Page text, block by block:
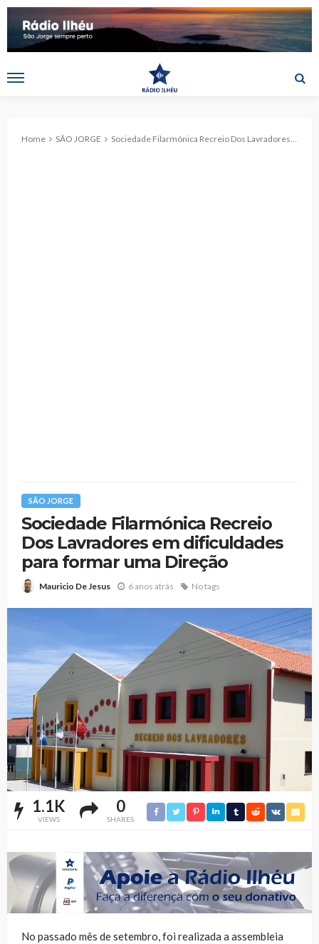
Home SÃO JORGE Sociedade Filarmónica Recreio Dos Lavradores em dificuldades para formar uma Direção
SÃO JORGE
Sociedade Filarmónica Recreio
Dos Lavradores em dificuldades
para formar uma Direção
Mauricio De Jesus 6 anos atrás No tags
1.1K
VIEWS
0
SHARES
No passado mês de setembro, foi realizada a assembleia